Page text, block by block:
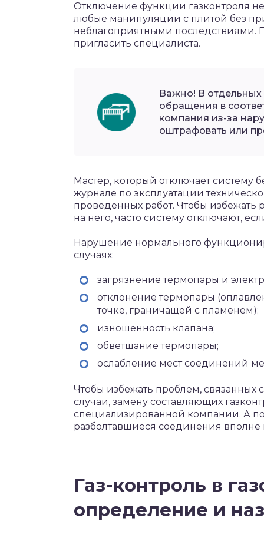
Отключение функции газконтроля
любые манипуляции с плитой без
неблагоприятными последствиями.
пригласить специалиста.
Важно! В отдельных
обращения в
компания из-за
оштрафовать или
Мастер, который отключает систему
журнале по эксплуатации
проведенных работ. Чтобы избежать
на него, часто систему отключают,
Нарушение нормального
случаях:
загрязнение термопары и
отклонение термопары
точке, граничащей с пламенем);
изношенность клапана;
обветшание термопары;
ослабление мест соединений
Чтобы избежать проблем, связанных
случаи, замену составляющих
специализированной компании. А
разболтавшиеся соединения
Газ-контроль в
определение и